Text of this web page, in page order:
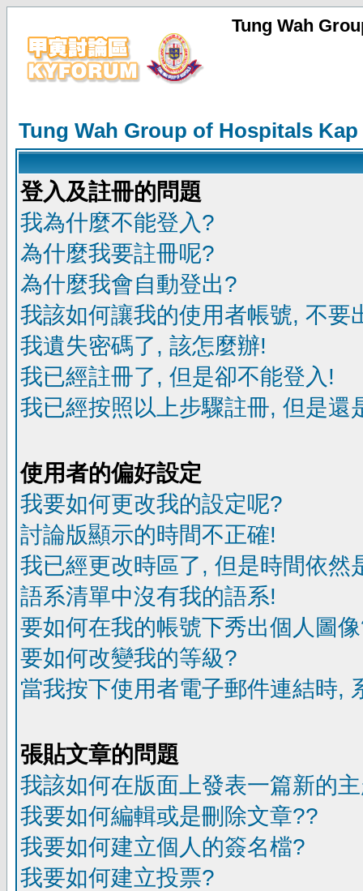
Tung Wah
Tung Wah Group of Hospitals
登入及註冊的問題
我為什麼不能登入?
為什麼我要註冊呢?
為什麼我會自動登出?
我該如何讓我的使用者帳號, 不要
我遺失密碼了, 該怎麼辦!
我已經註冊了, 但是卻不能登入!
我已經按照以上步驟註冊, 但是還
使用者的偏好設定
我要如何更改我的設定呢?
討論版顯示的時間不正確!
我已經更改時區了, 但是時間依然
語系清單中沒有我的語系!
要如何在我的帳號下秀出個人圖
要如何改變我的等級?
當我按下使用者電子郵件連結時,
張貼文章的問題
我該如何在版面上發表一篇新的
我要如何編輯或是刪除文章??
我要如何建立個人的簽名檔?
我要如何建立投票?